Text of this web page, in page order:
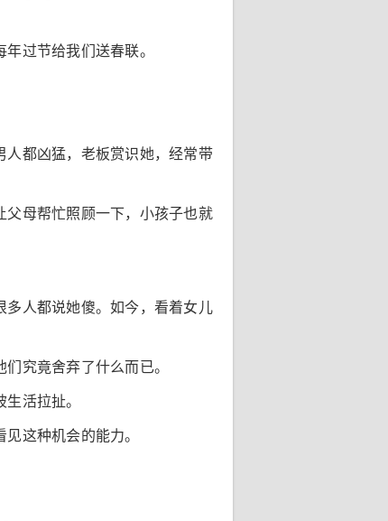
过节给我们送春联。
人都凶猛，老板赏识她，经常带
父母帮忙照顾一下，小孩子也就
多人都说她傻。如今，看着女儿
究竟舍弃了什么而已。
活拉扯。
这种机会的能力。